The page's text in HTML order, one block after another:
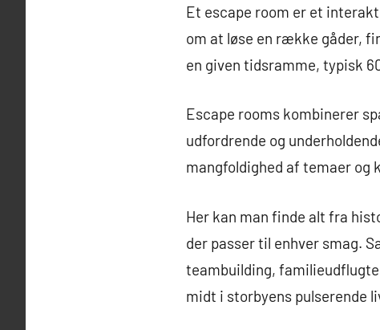
Et escape room er et
om at løse en række gåder,
en given tidsramme, typisk
Escape rooms kombinerer
udfordrende og
mangfoldighed af temaer og
Her kan man finde alt fra
der passer til enhver smag.
teambuilding,
midt i storbyens pulserende